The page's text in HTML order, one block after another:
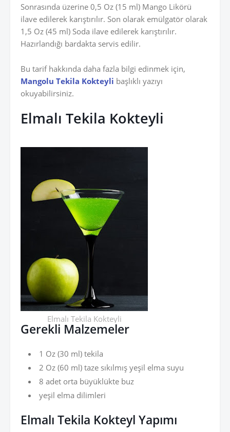
Sonrasında üzerine 0,5 Oz (15 ml) Mango Likörü
ilave edilerek karıştırılır. Son olarak emülgatör olarak
1,5 Oz (45 ml) Soda ilave edilerek karıştırılır.
Hazırlandığı bardakta servis edilir.
Bu tarif hakkında daha fazla bilgi edinmek için,
Mangolu Tekila Kokteyli başlıklı yazıyı
okuyabilirsiniz.
Elmalı Tekila Kokteyli
Elmalı Tekila Kokteyli
Gerekli Malzemeler
1 Oz (30 ml) tekila
2 Oz (60 ml) taze sıkılmış yeşil elma suyu
8 adet orta büyüklükte buz
yeşil elma dilimleri
Elmalı Tekila Kokteyl Yapımı